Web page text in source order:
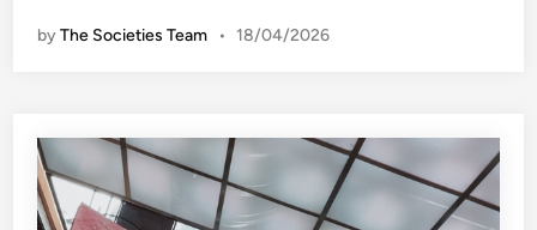
n
s
r
byThe Societies Team • 18/04/2026